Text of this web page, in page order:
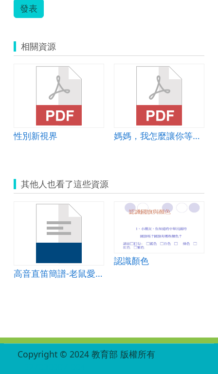
發表
相關資源
性別新視界 媽媽，我怎麼讓你等了那麼久
其他人也看了這些資源
高音直笛簡譜-老鼠愛大米
認識顏色
Copyright © 2024 教育部 版權所有